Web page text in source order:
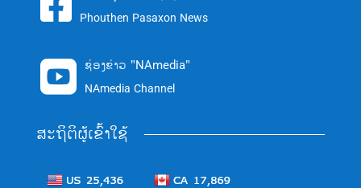
Phouthen Pasaxon News
 ຊ່ອງຂ່າວ "NAmedia"
NAmedia Channel
ສະຖິຕິຜູ້ເຂົ້າໃຊ້